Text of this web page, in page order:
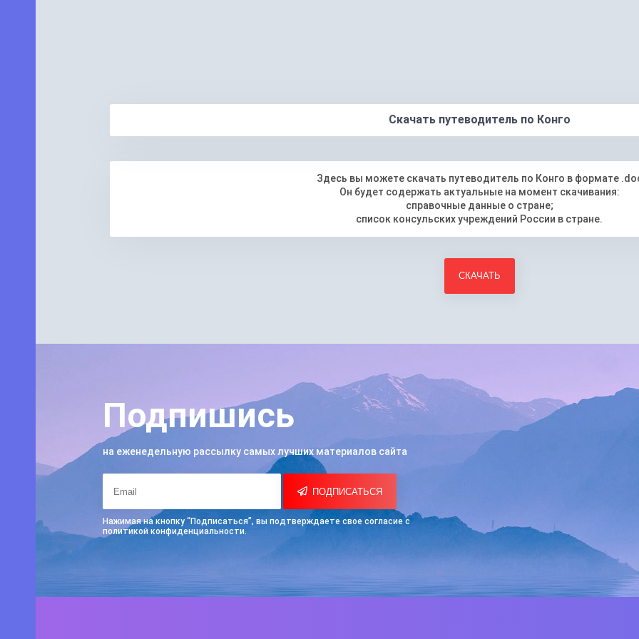
Скачать путеводитель по Конго
Здесь вы можете скачать путеводитель по Конго в формате
Он будет содержать актуальные на момент скачивания:
справочные данные о стране;
список консульских учреждений России в стране.
Подпишись
на еженедельную рассылку самых лучших материалов сайта
ПОДПИСАТЬСЯ
Нажимая на кнопку “Подписаться”, вы подтверждаете свое согласие с
политикой конфиденциальности.